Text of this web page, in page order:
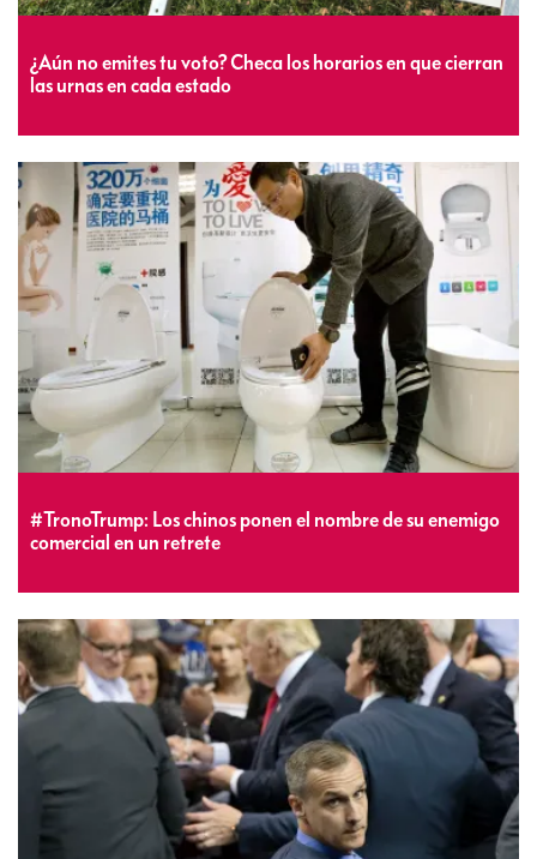
¿Aún no emites tu voto? Checa los horarios en que cierran
las urnas en cada estado
#TronoTrump: Los chinos ponen el nombre de su enemigo
comercial en un retrete